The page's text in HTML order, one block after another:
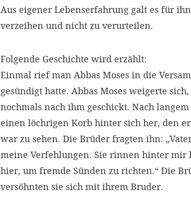
Aus eigener Lebenserfahrung galt es für
verzeihen und nicht zu verurteilen.
Folgende Geschichte wird erzählt:
Einmal rief man Abbas Moses in die
gesündigt hatte. Abbas Moses weigerte
nochmals nach ihm geschickt. Nach
einen löchrigen Korb hinter sich her, den
war zu sehen. Die Brüder fragten ihn:
meine Verfehlungen. Sie rinnen hinter mir
hier, um fremde Sünden zu richten.“ Die
versöhnten sie sich mit ihrem Bruder.